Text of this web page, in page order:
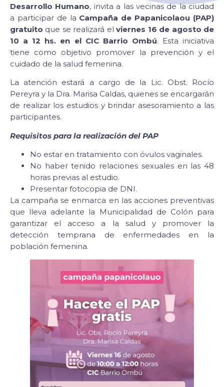
Desarrollo Humano, invita a las vecinas de la ciudad
a participar de la Campaña de Papanicolaou (PAP)
gratuito que se realizará elviernes 16 de agosto de
10 a 12 hs. en el CIC Barrio Ombú. Esta iniciativa
tiene como objetivo promover la prevención y el
cuidado de la salud femenina.
La atención estará a cargo de la Lic. Obst. Rocío
Pereyra y la Dra. Marisa Caldas, quienes se encargarán
de realizar los estudios y brindar asesoramiento a las
participantes.
Requisitos para la realización del PAP
No estar en tratamiento con óvulos vaginales.
No haber tenido relaciones sexuales en las 48
horas previas al estudio.
Presentar fotocopia de DNI.
La campaña se enmarca en las acciones preventivas
que lleva adelante la Municipalidad de Colón para
garantizar el acceso a la salud y promover la
detección temprana de enfermedades en la
población femenina.